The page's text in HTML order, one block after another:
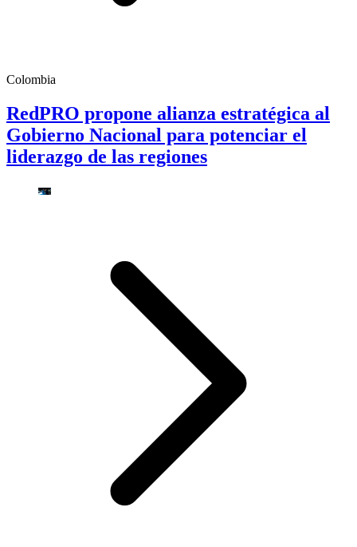
Colombia
RedPRO propone alianza estratégica al
Gobierno Nacional para potenciar el
liderazgo de las regiones